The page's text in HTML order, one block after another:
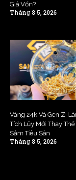
Giá Vốn?
Tháng 8 5, 2026
Vàng 24k Và Gen Z:
Tích Lũy Mới Thay
Sắm Tiêu Sản
Tháng 8 5, 2026